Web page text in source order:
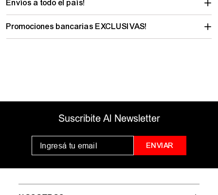
No encontramos lo que buscabas…
pero hay mucho para descubrir
MUJER HOMBRE NIÑOS